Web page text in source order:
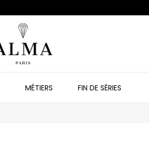
MÉTIERS FIN DE SÉRIES